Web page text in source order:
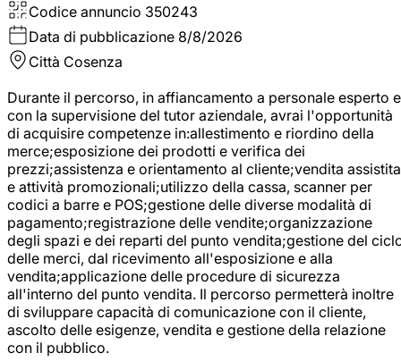
Codice annuncio 350243
Data di pubblicazione 8/8/2026
Città Cosenza
Durante il percorso, in affiancamento a personale esperto e
con la supervisione del tutor aziendale, avrai l'opportunità
di acquisire competenze in:allestimento e riordino della
merce;esposizione dei prodotti e verifica dei
prezzi;assistenza e orientamento al cliente;vendita assistita
e attività promozionali;utilizzo della cassa, scanner per
codici a barre e POS;gestione delle diverse modalità di
pagamento;registrazione delle vendite;organizzazione
degli spazi e dei reparti del punto vendita;gestione del
delle merci, dal ricevimento all'esposizione e alla
vendita;applicazione delle procedure di sicurezza
all'interno del punto vendita. Il percorso permetterà inoltre
di sviluppare capacità di comunicazione con il cliente,
ascolto delle esigenze, vendita e gestione della relazione
con il pubblico.